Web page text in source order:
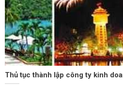
Thủ tục thành lập công ty kinh